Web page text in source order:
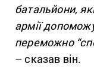
батальйони,
армії
переможно
– сказав він.